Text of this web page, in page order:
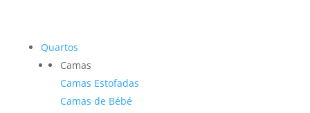
Quartos
Camas
Camas Estofadas
Camas de Bébé